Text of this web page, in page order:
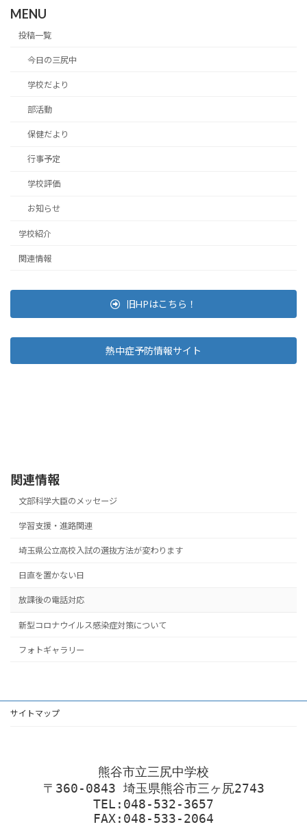
MENU
投稿一覧
今日の三尻中
学校だより
部活動
保健だより
行事予定
学校評価
お知らせ
学校紹介
関連情報
旧HPはこちら！
熱中症予防情報サイト
関連情報
文部科学大臣のメッセージ
学習支援・進路関連
埼玉県公立高校入試の選抜方法が変わります
日直を置かない日
放課後の電話対応
新型コロナウイルス感染症対策について
フォトギャラリー
サイトマップ
熊谷市立三尻中学校
〒360-0843 埼玉県熊谷市三ヶ尻2743
TEL:048-532-3657
FAX:048-533-2064